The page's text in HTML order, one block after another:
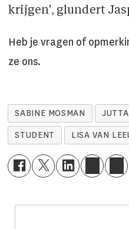
krijgen', glundert
Heb je vragen of
ze ons.
SABINE MOSMAN
STUDENT LISA VAN